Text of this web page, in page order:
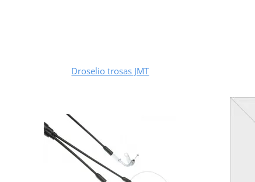
Droselio trosas JMT